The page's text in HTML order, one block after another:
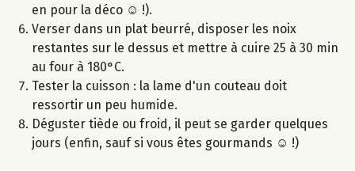
en pour la déco ☺ !).
Verser dans un plat beurré, disposer les noix
restantes sur le dessus et mettre à cuire 25 à 30 min
au four à 180°C.
Tester la cuisson : la lame d'un couteau doit
ressortir un peu humide.
Déguster tiède ou froid, il peut se garder quelques
jours (enfin, sauf si vous êtes gourmands ☺ !)